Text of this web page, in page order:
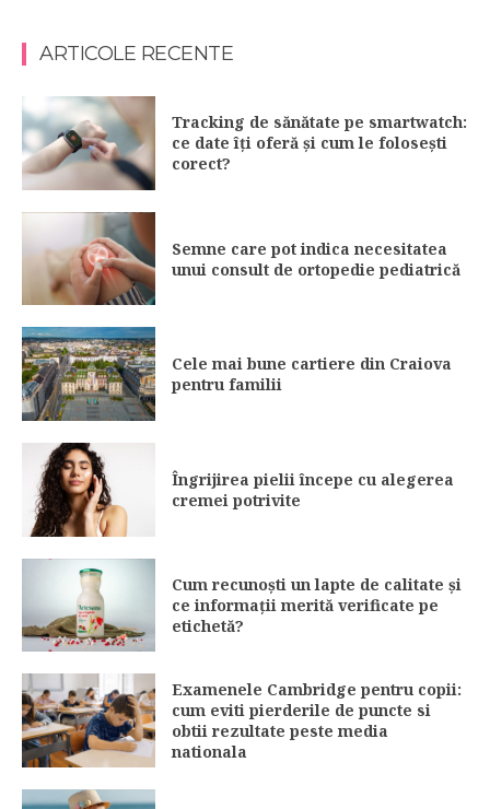
ARTICOLE RECENTE
Tracking de sănătate pe smartwatch:
ce date îți oferă și cum le folosești
corect?
Semne care pot indica necesitatea
unui consult de ortopedie pediatrică
Cele mai bune cartiere din Craiova
pentru familii
Îngrijirea pielii începe cu alegerea
cremei potrivite
Cum recunoști un lapte de calitate și
ce informații merită verificate pe
etichetă?
Examenele Cambridge pentru copii:
cum eviti pierderile de puncte si
obtii rezultate peste media
nationala